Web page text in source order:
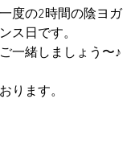
度の2時間の陰ヨガ
ス日です。
一緒しましょう〜♪
ります。